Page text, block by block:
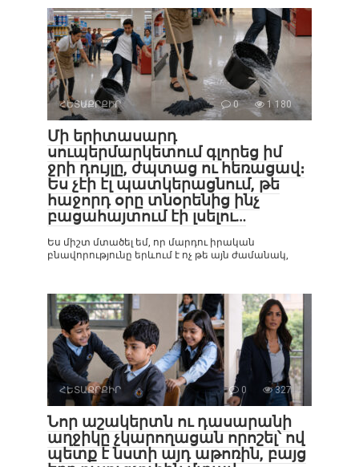
ՀԵՏԱՔՐՔԻՐ 0 1 180
Մի երիտասարդ
սուպերմարկետում գլորեց իմ
ջրի դույլը, ժպտաց ու հեռացավ։
Ես չէի էլ պատկերացնում, թե
հաջորդ օրը տնօրենից ինչ
բացահայտում էի լսելու…
Ես միշտ մտածել եմ, որ մարդու իրական
բնավորությունը երևում է ոչ թե այն ժամանակ,
ՀԵՏԱՔՐՔԻՐ 0 327
Նոր աշակերտն ու դասարանի
աղջիկը չկարողացան որոշել՝ ով
պետք է նստի այդ աթոռին, բայց